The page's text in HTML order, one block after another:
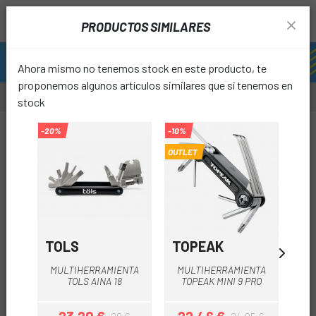
PRODUCTOS SIMILARES
Ahora mismo no tenemos stock en este producto, te
proponemos algunos artículos similares que sí tenemos en
stock
-20%
TOLS
MULTIHERRAMIENTA
TOLS AINA 18
-10%
OUTLET
TOPEAK
MULTIHERRAMIENTA
TOPEAK MINI 9 PRO